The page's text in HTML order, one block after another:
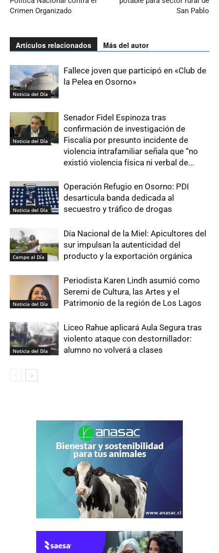
Crimen Organizado
San Pablo
Artículos relacionados Más del autor
Noticia del Día
Fallece joven que participó en «Club de
la Pelea en Osorno»
Noticia del Día
Senador Fidel Espinoza tras
confirmación de investigación de
Fiscalía por presunto incidente de
violencia intrafamiliar señala que “no
existió violencia física ni verbal de...
Noticia del Día
Operación Refugio en Osorno: PDI
desarticula banda dedicada al
secuestro y tráfico de drogas
Campo al Día
Día Nacional de la Miel: Apicultores del
sur impulsan la autenticidad del
producto y la exportación orgánica
Noticia del Día
Periodista Karen Lindh asumió como
Seremi de Cultura, las Artes y el
Patrimonio de la región de Los Lagos
Noticia del Día
Liceo Rahue aplicará Aula Segura tras
violento ataque con destornillador:
alumno no volverá a clases